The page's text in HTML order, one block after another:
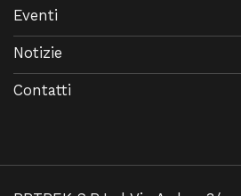
Eventi
Notizie
Contatti